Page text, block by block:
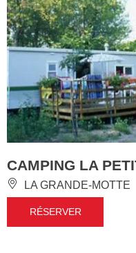
CAMPING LA
LA GRANDE-MOTTE
RÉSERVER